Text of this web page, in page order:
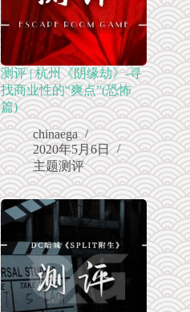
测评 | 杭州《阴缘劫》-寻
找商业性的“爽点”(恐怖
篇)
chinaega
2020年5月6日
主题测评